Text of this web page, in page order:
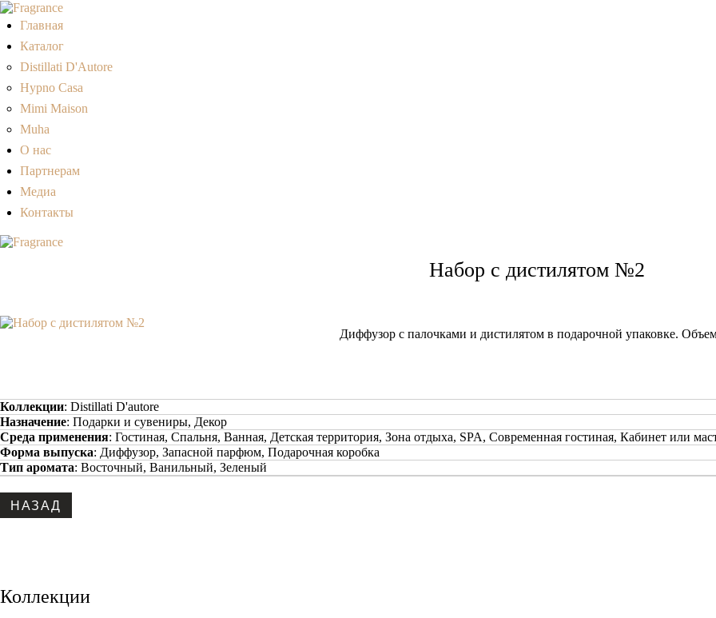
Главная
Каталог
Distillati D'Autore
Hypno Casa
Mimi Maison
Muha
О нас
Партнерам
Медиа
Контакты
Набор с дистилятом №2
Диффузор с палочками и дистилятом в подарочной упаковке.
Коллекции: Distillati D'autore
Назначение: Подарки и сувениры, Декор
Среда применения: Гостиная, Спальня, Ванная, Детская территория, Зона отдыха, SPA, Современная гостиная, Кабинет или
Форма выпуска: Диффузор, Запасной парфюм, Подарочная коробка
Тип аромата: Восточный, Ванильный, Зеленый
Коллекции